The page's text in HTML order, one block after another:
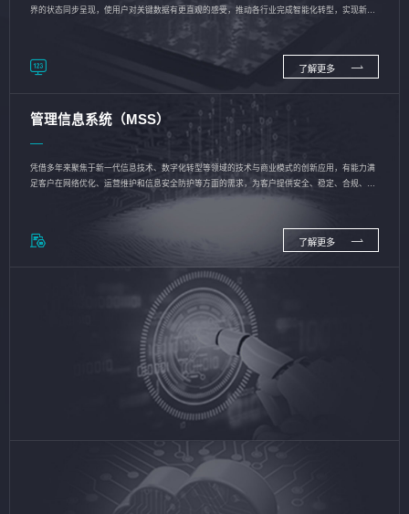
界的状态同步呈现，使用户对关键数据有更直观的感受，推动各行业完成智能化转型，实现新旧
了解更多
管理信息系统（MSS）
凭借多年来聚焦于新一代信息技术、数字化转型等领域的技术与商业模式的创新应用，有能力满
足客户在网络优化、运营维护和信息安全防护等方面的需求，为客户提供安全、稳定、合规、持
了解更多